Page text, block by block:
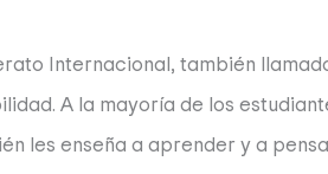
Internacional, también
A la mayoría de los
les enseña a aprender y a